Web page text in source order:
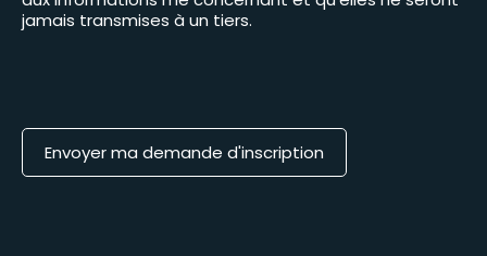
jamais transmises à un tiers.
Envoyer ma demande d'inscription